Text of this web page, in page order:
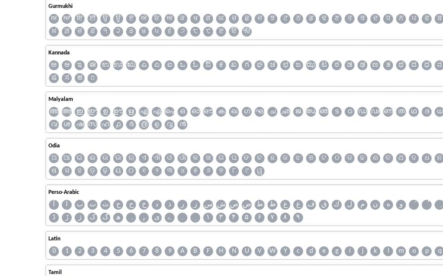
Gurmukhi
ਅ ਆ ਇ ਈ ਉ ਊ ਏ ਐ ਓ ਔ ਕ ਖ ਗ ਘ ਚ ਛ ਜ ਝ ਟ ਠ ਡ ਢ ਣ ਤ ਥ ਦ ਧ ਨ ਪ ਫ ਬ
ਖ਼
ਗ਼ ਜ਼ ਫ਼ ੧ ੨ ੩ ੪ ੫ ੬ ੭ ੮ ੯ ੲ ੳ ੴ
Kannada
ಅ ಆ ಇ ಈ ಉ ಊ ಋ ಎ ಏ ಐ ಒ ಓ ಔ ಕ ಖ ಗ ಘ ಚ ಛ ಜ ಝ ಟ ಠ ಡ ಢ ಣ ತ ಥ ದ ಧ ನ
ಷ
ಸ ಹ ೧
Malyalam
അ ആ ഇ ഈ ഉ ഊ ഋ എ ഏ ഐ ഒ ഓ ഔ ക ഖ ഗ ഘ ച ഛ ജ ഝ ഞ ട ഠ ഡ ഢ ണ ത ഥ ദ ധ
വ
ശ ഷ സ ഹ ൧ ൪ ൫ ൭ ൮ ൯
Odia
ଅ ଆ ଇ ଈ ଉ ଊ ଋ ଏ ଐ ଓ ଔ କ ଖ ଗ ଘ ଙ ଚ ଛ ଜ ଝ ଞ ଟ ଠ ଡ ଢ ଣ ତ ଥ ଦ ଧ ନ
ଷ
ସ ହ ଡ଼ ଢ଼ ୟ ୦ ୧ ୨ ୩ ୪ ୫ ୬ ୭ ୮ ୯ ୱ
Perso-Arabic
آ ا ب ت ث ج ح خ د ذ ر ز س ش ص ض ط ظ ع غ ف ق ك ل م ن ه و
ڈ
ڑ ژ ک گ ھ ہ ۄ ی ے ۔ ۱ ۳ ۴ ۵ ۶ ۷ ۸ ۹
Latin
0 1 2 3 4 5 6 7 8 9 A B F H N U V W Y c d e g i j k l m o p q
Tamil